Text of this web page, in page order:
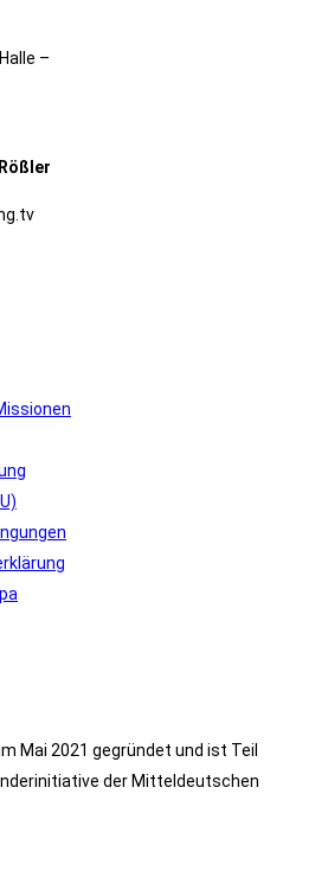
–
Mai 2021 gegründet und ist Teil
der Mitteldeutschen